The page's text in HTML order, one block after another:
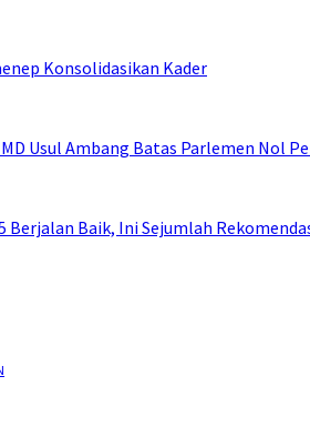
Konsolidasikan Kader
Usul Ambang Batas Parlemen Nol
Berjalan Baik, Ini Sejumlah